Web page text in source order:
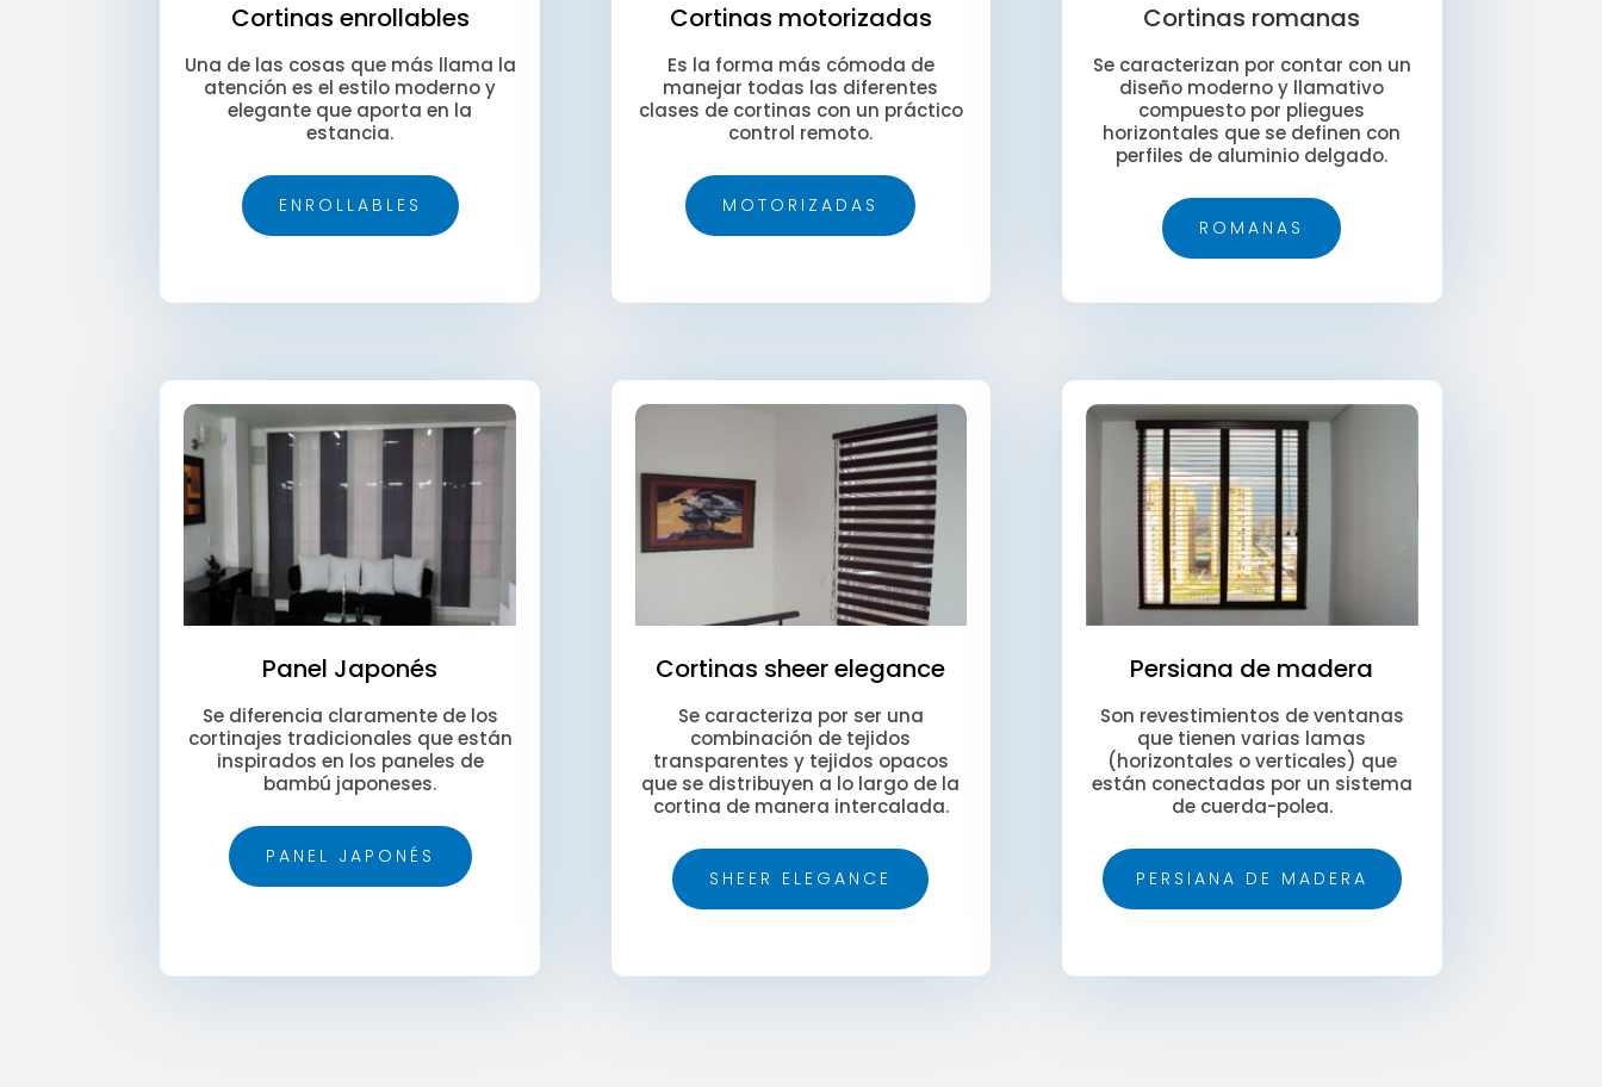
Cortinas enrollables
Una de las cosas que más llama la
atención es el estilo moderno y
elegante que aporta en la
estancia.
ENROLLABLES
Cortinas motorizadas
Es la forma más cómoda de
manejar todas las diferentes
clases de cortinas con un práctico
control remoto.
MOTORIZADAS
Cortinas romanas
Se caracterizan por contar con un
diseño moderno y llamativo
compuesto por pliegues
horizontales que se definen con
perfiles de aluminio delgado.
ROMANAS
Panel Japonés
Se diferencia claramente de los
cortinajes tradicionales que están
inspirados en los paneles de
bambú japoneses.
PANEL JAPONÉS
Cortinas sheer elegance
Se caracteriza por ser una
combinación de tejidos
transparentes y tejidos opacos
que se distribuyen a lo largo de la
cortina de manera intercalada.
SHEER ELEGANCE
Persiana de madera
Son revestimientos de ventanas
que tienen varias lamas
(horizontales o verticales) que
están conectadas por un sistema
de cuerda-polea.
PERSIANA DE MADERA